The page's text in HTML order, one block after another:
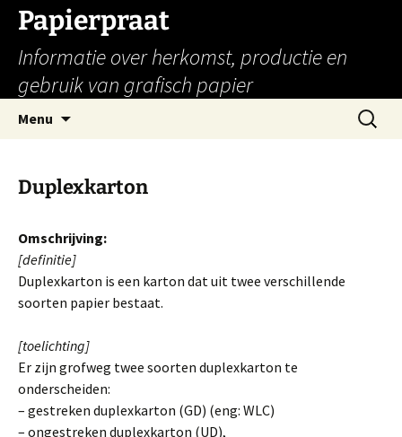
Papierpraat
Informatie over herkomst, productie en
gebruik van grafisch papier
Menu
inhoud
Zoeken
naar:
Duplexkarton
Omschrijving:
[definitie]
Duplexkarton is een karton dat uit twee verschillende
soorten papier bestaat.
[toelichting]
Er zijn grofweg twee soorten duplexkarton te
onderscheiden:
– gestreken duplexkarton (GD) (eng: WLC)
– ongestreken duplexkarton (UD),